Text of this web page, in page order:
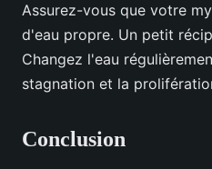
Assurez-vous que votre
d'eau propre. Un petit
Changez l'eau
stagnation et la
Conclusion